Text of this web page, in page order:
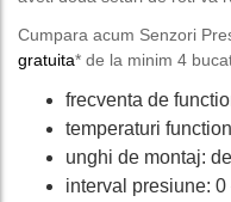
Cumpara acum Senzori
gratuita* de la minim 4
frecventa de
temperaturi
unghi de montaj:
interval presiune: 0